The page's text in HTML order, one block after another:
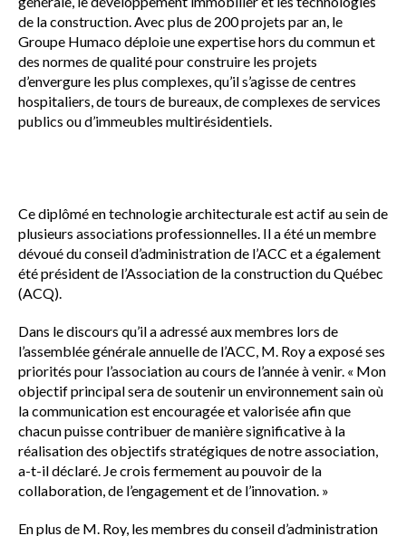
de la construction. Avec plus de 200 projets par an, le
Groupe Humaco déploie une expertise hors du commun et
des normes de qualité pour construire les projets
d’envergure les plus complexes, qu’il s’agisse de centres
hospitaliers, de tours de bureaux, de complexes de services
publics ou d’immeubles multirésidentiels.
Ce diplômé en technologie architecturale est actif au sein de
plusieurs associations professionnelles. Il a été un membre
dévoué du conseil d’administration de l’ACC et a également
été président de l’Association de la construction du Québec
(ACQ).
Dans le discours qu’il a adressé aux membres lors de
l’assemblée générale annuelle de l’ACC, M. Roy a exposé ses
priorités pour l’association au cours de l’année à venir. « Mon
objectif principal sera de soutenir un environnement sain où
la communication est encouragée et valorisée afin que
chacun puisse contribuer de manière significative à la
réalisation des objectifs stratégiques de notre association,
a-t-il déclaré. Je crois fermement au pouvoir de la
collaboration, de l’engagement et de l’innovation. »
En plus de M. Roy, les membres du conseil d’administration